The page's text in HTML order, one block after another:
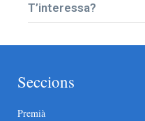
T’interessa?
Seccions
Premià